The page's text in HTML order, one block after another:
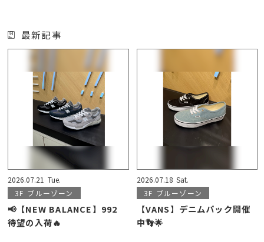
最新記事
2026.07.21 Tue.
3F ブルーゾーン
📢【NEW BALANCE】992
待望の入荷🔥
2026.07.18 Sat.
3F ブルーゾーン
【VANS】デニムパック開催
中👣🌟